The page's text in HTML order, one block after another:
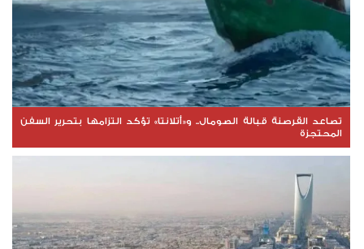
تصاعد القرصنة قبالة الصومال.. و«أتلانتا» تؤكد التزامها بتحرير السفن
المحتجزة